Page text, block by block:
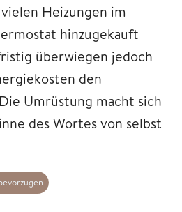
Heizungen im
hinzugekauft
überwiegen jedoch
den
Umrüstung macht sich
des Wortes von selbst